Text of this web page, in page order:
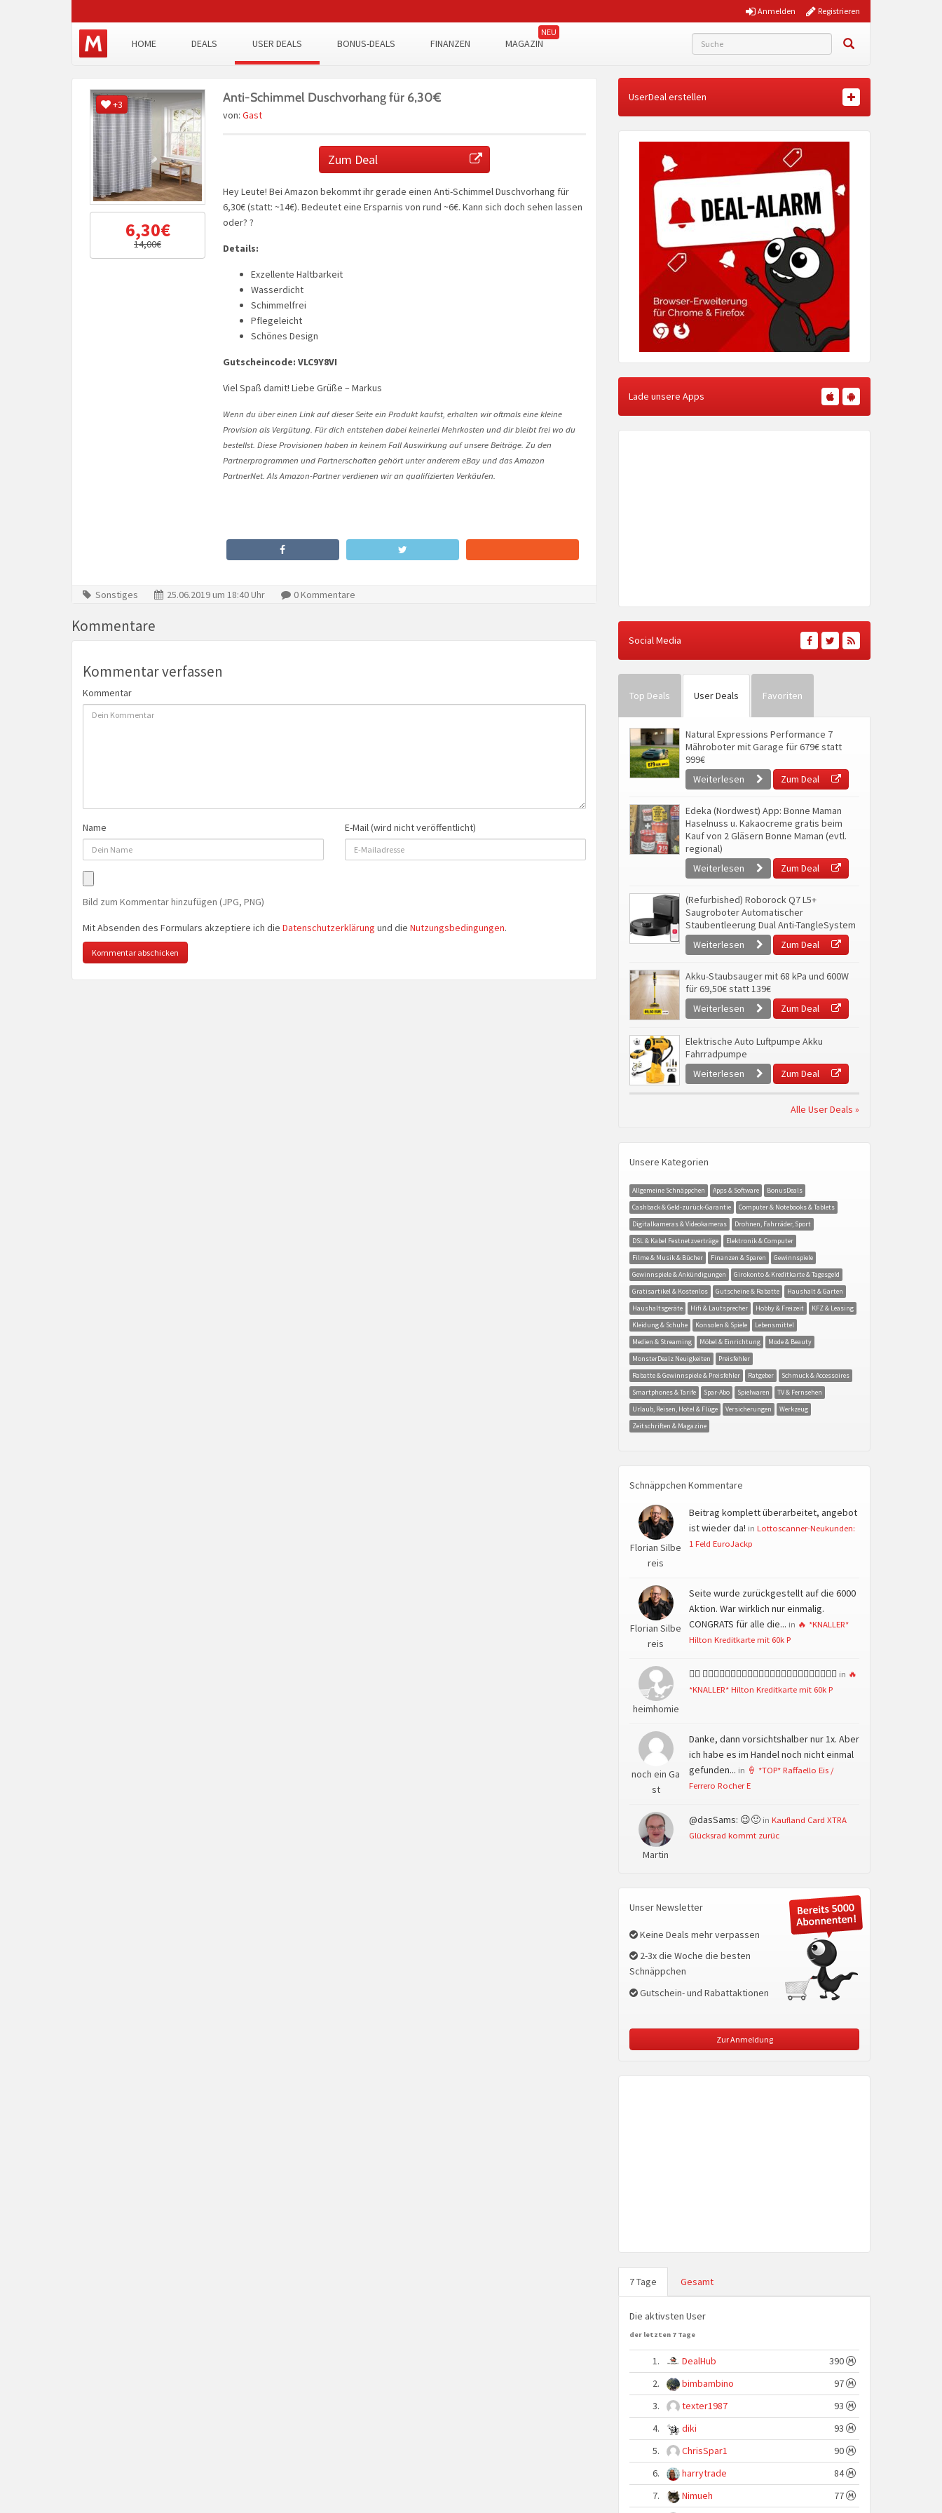
Registrieren
Anmelden
HOME DEALS USER DEALS BONUS-DEALS FINANZEN MAGAZIN
+3
6,30€
14,00€
Anti-Schimmel Duschvorhang für 6,30€
von: Gast
Zum Deal
Hey Leute! Bei Amazon bekommt ihr gerade einen Anti-Schimmel Duschvorhang für
6,30€ (statt: ~14€). Bedeutet eine Ersparnis von rund ~6€. Kann sich doch sehen lassen
oder? ?
Details:
Exzellente Haltbarkeit
Wasserdicht
Schimmelfrei
Pflegeleicht
Schönes Design
Gutscheincode: VLC9Y8VI
Viel Spaß damit! Liebe Grüße – Markus
Wenn du über einen Link auf dieser Seite ein Produkt kaufst, erhalten wir oftmals eine kleine
Provision als Vergütung. Für dich entstehen dabei keinerlei Mehrkosten und dir bleibt frei wo du
bestellst. Diese Provisionen haben in keinem Fall Auswirkung auf unsere Beiträge. Zu den
Partnerprogrammen und Partnerschaften gehört unter anderem eBay und das Amazon
PartnerNet. Als Amazon-Partner verdienen wir an qualifizierten Verkäufen.
Sonstiges 25.06.2019 um 18:40 Uhr 0 Kommentare
Kommentare
Kommentar verfassen
Kommentar
Name E-Mail (wird nicht veröffentlicht)
Bild zum Kommentar hinzufügen (JPG, PNG)
Mit Absenden des Formulars akzeptiere ich die Datenschutzerklärung und die Nutzungsbedingungen.
UserDeal erstellen
Lade unsere Apps
Social Media
Top Deals User Deals Favoriten
Natural Expressions Performance 7
Mähroboter mit Garage für 679€ statt
999€
Weiterlesen
Zum Deal
Edeka (Nordwest) App: Bonne Maman
Haselnuss u. Kakaocreme gratis beim
Kauf von 2 Gläsern Bonne Maman (evtl.
regional)
Weiterlesen
Zum Deal
(Refurbished) Roborock Q7 L5+
Saugroboter Automatischer
Staubentleerung Dual Anti-TangleSystem
Weiterlesen
Zum Deal
Akku-Staubsauger mit 68 kPa und 600W
für 69,50€ statt 139€
Weiterlesen
Zum Deal
Elektrische Auto Luftpumpe Akku
Fahrradpumpe
Weiterlesen
Zum Deal
Alle User Deals »
Unsere Kategorien
Allgemeine Schnäppchen Apps & Software
BonusDeals
Cashback & Geld-zurück-Garantie
Computer & Notebooks & Tablets
Digitalkameras & Videokameras
Drohnen, Fahrräder, Sport
DSL & Kabel Festnetzverträge
Elektronik & Computer
Filme & Musik & Bücher
Finanzen & Sparen
Gewinnspiele
Gewinnspiele & Ankündigungen
Girokonto & Kreditkarte & Tagesgeld
Gratisartikel & Kostenlos
Gutscheine & Rabatte
Haushalt & Garten
Haushaltsgeräte
Hifi & Lautsprecher Hobby & Freizeit
KFZ & Leasing
Kleidung & Schuhe
Konsolen & Spiele
Lebensmittel
Medien & Streaming
Möbel & Einrichtung
Mode & Beauty
MonsterDealz Neuigkeiten
Preisfehler
Rabatte & Gewinnspiele & Preisfehler
Ratgeber
Schmuck & Accessoires
Smartphones & Tarife
Spar-Abo Spielwaren
TV & Fernsehen
Urlaub, Reisen, Hotel & Flüge
Versicherungen
Werkzeug
Zeitschriften & Magazine
Schnäppchen Kommentare
Florian Silbe
reis
Beitrag komplett überarbeitet, angebot
ist wieder da! in Lottoscanner-Neukunden:
1 Feld EuroJackp
Florian Silbe
reis
Seite wurde zurückgestellt auf die 6000
Aktion. War wirklich nur einmalig.
CONGRATS für alle die... in 🔥 *KNALLER*
Hilton Kreditkarte mit 60k P
heimhomie
👍🏻 👍🏻👍🏻👍🏻👍🏻👍🏻👍🏻👍🏻👍🏻👍🏻👍🏻👍🏻👍🏻 in 🔥
*KNALLER* Hilton Kreditkarte mit 60k P
noch ein Ga
st
Danke, dann vorsichtshalber nur 1x. Aber
ich habe es im Handel noch nicht einmal
gefunden... in 🍦 *TOP* Raffaello Eis /
Ferrero Rocher E
Martin
@dasSams: 😉🙂 in Kaufland Card XTRA
Glücksrad kommt zurüc
Unser Newsletter
Keine Deals mehr verpassen
2-3x die Woche die besten
Schnäppchen
Gutschein- und Rabattaktionen
Zur Anmeldung
7 Tage Gesamt
Die aktivsten User
der letzten 7 Tage
1. DealHub
390
2.
bimbambino
97
3.
texter1987
93
4.
diki
93
5.
ChrisSpar1
90
6.
harrytrade
84
7.
Nimueh
77